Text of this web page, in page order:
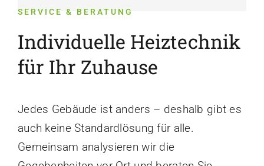
SERVICE & BERATUNG
Individuelle Heiztechnik
für Ihr Zuhause
Jedes Gebäude ist anders – deshalb gibt es
auch keine Standardlösung für alle.
Gemeinsam analysieren wir die